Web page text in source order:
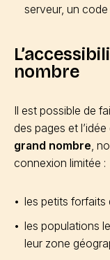
serveur, un
nombre
Il est possible de
des pages et l’idée
grand nombre,
connexion limitée :
les petits forfaits
les populations
leur zone